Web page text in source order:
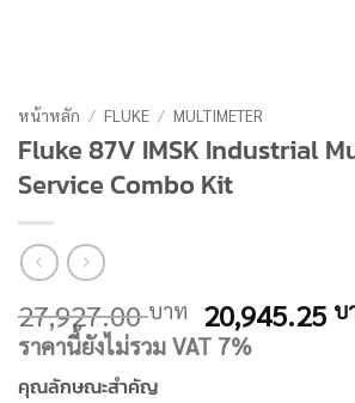
หน้าหลัก / FLUKE / MULTIMETER
Fluke 87V IMSK Industrial
Service Combo Kit
27,927.00บาท Original
price
20,945.25 บ
ราคานี้ยังไม่รวม VAT 7%
คุณลักษณะสำคัญ